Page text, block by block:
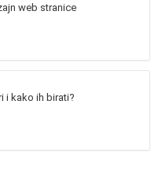
web stranice
i kako ih birati?